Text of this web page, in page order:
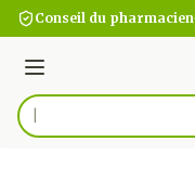
Aller au contenu
Conseil du pharmacien
Menu
Rechercher